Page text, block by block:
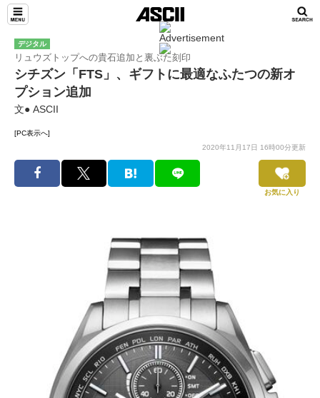
デジタル
リュウズトップへの貴石追加と裏ぶた刻印
シチズン「FTS」、ギフトに最適なふたつの新オ
プション追加
文● ASCII
[PC表示へ]
2020年11月17日 16時00分更新
お気に入り